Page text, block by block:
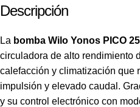
Descripción
La bomba Wilo Yonos PICO
circuladora de alto rendimiento
calefacción y climatización que
impulsión y elevado caudal.
y su control electrónico con